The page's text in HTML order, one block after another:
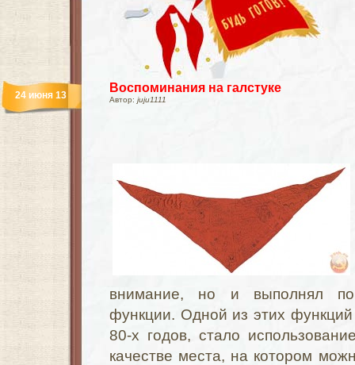
Воспоминания на галстуке
Автор: juju1111
24 июня 13
внимание, но и выполнял
функции. Одной из этих
80-х годов, стало
качестве места, на котором